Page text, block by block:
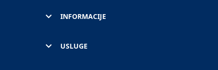
INFORMACIJE
USLUGE